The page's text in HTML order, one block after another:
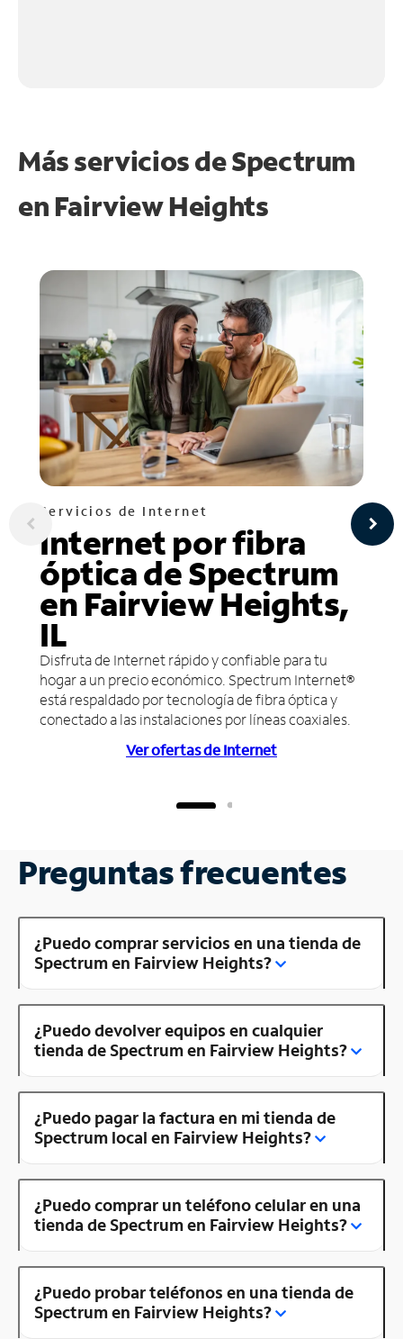
Más servicios de Spectrum
en Fairview Heights
Servicios de Internet
Internet por fibra
óptica de Spectrum
en Fairview Heights,
IL
Disfruta de Internet rápido y confiable para tu
hogar a un precio económico. Spectrum Internet®
está respaldado por tecnología de fibra óptica y
conectado a las instalaciones por líneas coaxiales.
Ver ofertas de Internet
Preguntas frecuentes
¿Puedo comprar servicios en una tienda de
Spectrum en Fairview Heights?
¿Puedo devolver equipos en cualquier
tienda de Spectrum en Fairview Heights?
¿Puedo pagar la factura en mi tienda de
Spectrum local en Fairview Heights?
¿Puedo comprar un teléfono celular en una
tienda de Spectrum en Fairview Heights?
¿Puedo probar teléfonos en una tienda de
Spectrum en Fairview Heights?